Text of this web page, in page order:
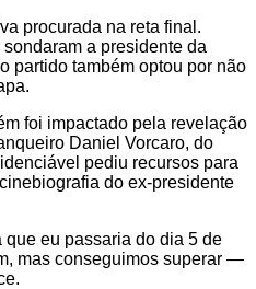
procurada na reta final.
a presidente da
partido também optou por não
foi impactado pela revelação
Daniel Vorcaro, do
pediu recursos para
do ex-presidente
eu passaria do dia 5 de
mas conseguimos superar —